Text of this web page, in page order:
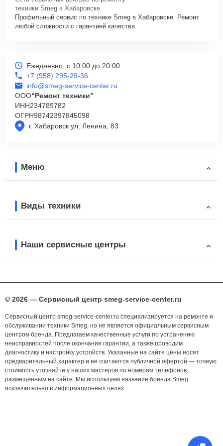
горячей линии: +7 (958) 295-29-36. Наши специалисты оперативно
проконсультируют по всем необходимым вопросам, запишут на
диагностику, подскажут с вариантами курьерской доставки или
оформят выезд мастера в удобное время и место.
техники Smeg в Хабаровске.
Профильный сервис по технике Smeg в Хабаровске. Ремонт
любой сложности с гарантией качества.
г. Хабаровск ул. Ленина, 83
Ежедневно, с 10:00 до 20:00
+7 (958) 295-29-36
info@smeg-service-center.ru
ООО“Ремонт техники”
ИНН234789782
ОГРН98742397845098
Меню
Виды техники
Наши сервисные центры
© 2026 — Сервисный центр smeg-service-center.ru
Сервисный центр smeg-service-center.ru специализируется на ремонте и
обслуживании техники Smeg, но не является официальным сервисным
центром бренда. Предлагаем качественные услуги по устранению
неисправностей после окончания гарантии, а также проводим
диагностику и настройку устройств. Указанные на сайте цены носят
предварительный характер и не считаются публичной офертой — точную
стоимость уточняйте у наших мастеров по номерам телефонов,
размещённым на сайте. Мы используем название бренда Smeg
исключительно в информационных целях.